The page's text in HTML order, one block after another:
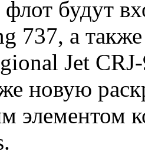
флот будут
737, а
Jet
новую
элементом